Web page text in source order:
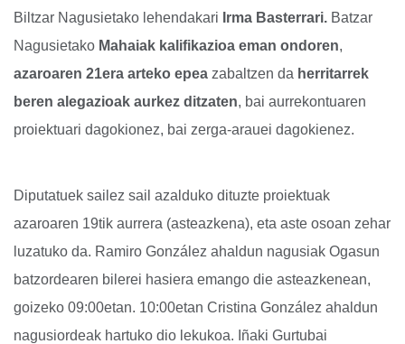
Biltzar Nagusietako lehendakari Irma Basterrari. Batzar
Nagusietako Mahaiak kalifikazioa eman ondoren,
azaroaren 21era arteko epea zabaltzen da herritarrek
beren alegazioak aurkez ditzaten, bai aurrekontuaren
proiektuari dagokionez, bai zerga-arauei dagokienez.
Diputatuek sailez sail azalduko dituzte proiektuak
azaroaren 19tik aurrera (asteazkena), eta aste osoan zehar
luzatuko da. Ramiro González ahaldun nagusiak Ogasun
batzordearen bilerei hasiera emango die asteazkenean,
goizeko 09:00etan. 10:00etan Cristina González ahaldun
nagusiordeak hartuko dio lekukoa. Iñaki Gurtubai